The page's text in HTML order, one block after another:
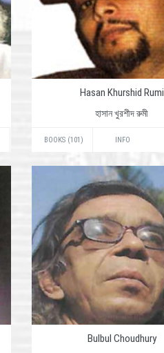
Hasan Khurshid Rumi
হাসান খুরশীদ রুমী
BOOKS (101) INFO
Bulbul Choudhury